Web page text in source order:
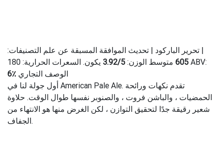
| تحرير الباركود | تحديث الموافقة المسبقة عن علم التصنيفات:
605 متوسط ​​الوزن: 3.92/5
يكون. السعرات الحرارية: 180 ABV:
6٪ الوصف التجاري
أول جولة لنا في American Pale Ale. تقدم نكهات ورائحة
الحمضيات ، والباشن فروت ، والصنوبر نفسها طوال الوقت. حلاوة
شعير رقيقة جدًا لتحقيق التوازن ، لكن الغرض منها هو الانتهاء من
الجفاف.